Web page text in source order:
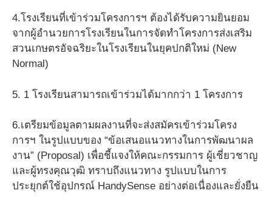
4.โรงเรียนที่เข้าร่วมโครงการฯ ต้องได้รับความยินยอม
จากผู้อำนวยการโรงเรียนในการจัดทำโครงการส่งเสริม
สวนเกษตรอัจฉริยะในโรงเรียนในยุคปกติใหม่ (New
Normal)
5. 1 โรงเรียนสามารถเข้าร่วมได้มากกว่า 1 โครงการ
6.เตรียมข้อมูลตามผลงานที่จะส่งสมัครเข้าร่วมโครง
การฯ ในรูปแบบของ “ข้อเสนอแนวทางในการพัฒนาผล
งาน” (Proposal) เพื่อชี้แจงให้คณะกรรมการ ผู้เชี่ยวชาญ
และผู้ทรงคุณวุฒิ ทราบถึงแนวทาง รูปแบบในการ
ประยุกต์ใช้อุปกรณ์ HandySense อย่างต่อเนื่องและยั่งยืน